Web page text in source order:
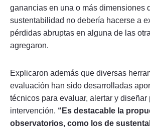
ganancias en una o más dimensiones
sustentabilidad no debería hacerse a
pérdidas abruptas en alguna de las
agregaron.
Explicaron además que diversas
evaluación han sido desarrolladas
técnicos para evaluar, alertar y diseñar
intervención. “Es destacable la
observatorios, como los de